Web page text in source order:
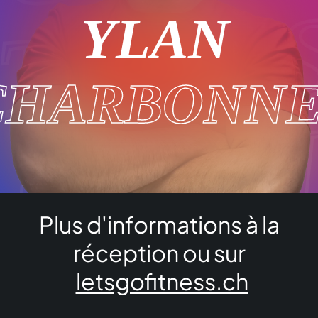
YLAN
Plus d'informations à la
réception ou sur
letsgofitness.ch